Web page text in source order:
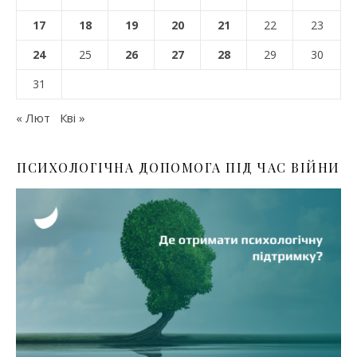
17
18 19 20 21 22
23
24
25 26 27 28 29
30
31
« Лют Кві »
ПСИХОЛОГІЧНА ДОПОМОГА ПІД ЧАС ВІЙНИ